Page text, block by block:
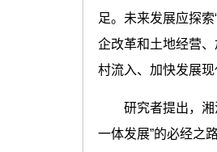
足。未来发展应探
企改革和土地经营
村流入、加快发展
研究者提出，湘潭
一体发展”的必经之